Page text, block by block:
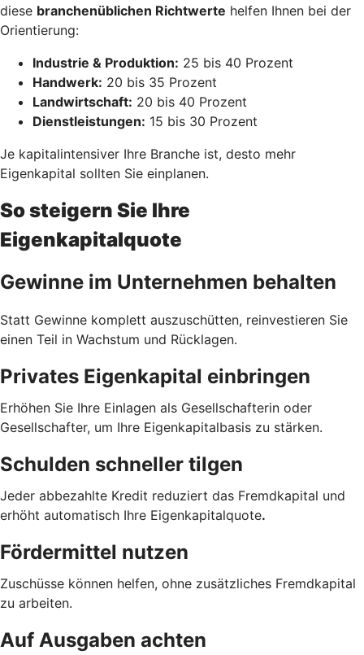
diese branchenüblichen Richtwerte helfen Ihnen bei der
Orientierung:
Industrie & Produktion: 25 bis 40 Prozent
Handwerk: 20 bis 35 Prozent
Landwirtschaft: 20 bis 40 Prozent
Dienstleistungen: 15 bis 30 Prozent
Je kapitalintensiver Ihre Branche ist, desto mehr
Eigenkapital sollten Sie einplanen.
So steigern Sie Ihre
Eigenkapitalquote
Gewinne im Unternehmen behalten
Statt Gewinne komplett auszuschütten, reinvestieren Sie
einen Teil in Wachstum und Rücklagen.
Privates Eigenkapital einbringen
Erhöhen Sie Ihre Einlagen als Gesellschafterin oder
Gesellschafter, um Ihre Eigenkapitalbasis zu stärken.
Schulden schneller tilgen
Jeder abbezahlte Kredit reduziert das Fremdkapital und
erhöht automatisch Ihre Eigenkapitalquote.
Fördermittel nutzen
Zuschüsse können helfen, ohne zusätzliches Fremdkapital
zu arbeiten.
Auf Ausgaben achten